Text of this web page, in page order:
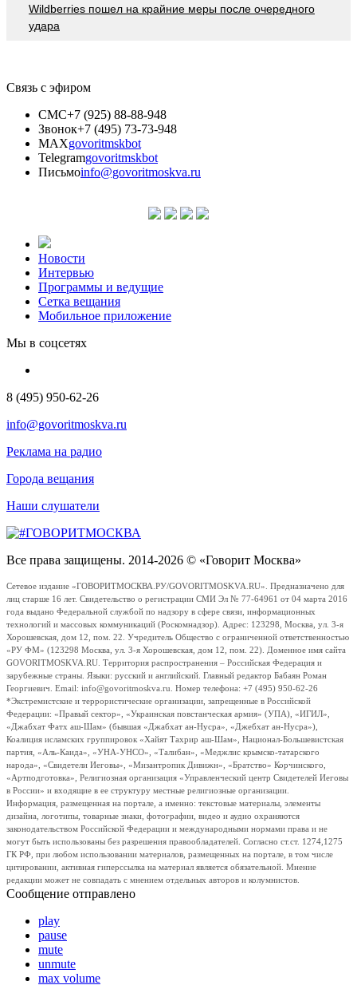
Wildberries пошел на крайние меры после очередного
удара
Связь с эфиром
СМС+7 (925) 88-88-948
Звонок+7 (495) 73-73-948
MAXgovoritmskbot
Telegramgovoritmskbot
Письмоinfo@govoritmoskva.ru
Новости
Интервью
Программы и ведущие
Сетка вещания
Мобильное приложение
Мы в соцсетях
8 (495) 950-62-26
info@govoritmoskva.ru
Реклама на радио
Города вещания
Наши слушатели
Все права защищены. 2014-2026 © «Говорит Москва»
Сетевое издание «ГОВОРИТМОСКВА.РУ/GOVORITMOSKVA.RU». Предназначено для
лиц старше 16 лет. Свидетельство о регистрации СМИ Эл № 77-64961 от 04 марта 2016
года выдано Федеральной службой по надзору в сфере связи, информационных
технологий и массовых коммуникаций (Роскомнадзор). Адрес: 123298, Москва, ул. 3-я
Хорошевская, дом 12, пом. 22. Учредитель Общество с ограниченной ответственностью
«РУ ФМ» (123298 Москва, ул. 3-я Хорошевская, дом 12, пом. 22). Доменное имя сайта
GOVORITMOSKVA.RU. Территория распространения – Российская Федерация и
зарубежные страны. Языки: русский и английский. Главный редактор Бабаян Роман
Георгиевич. Email: info@govoritmoskva.ru. Номер телефона: +7 (495) 950-62-26
*Экстремистские и террористические организации, запрещенные в Российской
Федерации: «Правый сектор», «Украинская повстанческая армия» (УПА), «ИГИЛ»,
«Джабхат Фатх аш-Шам» (бывшая «Джабхат ан-Нусра», «Джебхат ан-Нусра»),
Коалиция исламских группировок «Хайят Тахрир аш-Шам», Национал-Большевистская
партия, «Аль-Каида», «УНА-УНСО», «Талибан», «Меджлис крымско-татарского
народа», «Свидетели Иеговы», «Мизантропик Дивижн», «Братство» Корчинского,
«Артподготовка», Религиозная организация «Управленческий центр Свидетелей Иеговы
в России» и входящие в ее структуру местные религиозные организации.
Информация, размещенная на портале, а именно: текстовые материалы, элементы
дизайна, логотипы, товарные знаки, фотографии, видео и аудио охраняются
законодательством Российской Федерации и международными нормами права и не
могут быть использованы без разрешения правообладателей. Согласно ст.ст. 1274,1275
ГК РФ, при любом использовании материалов, размещенных на портале, в том числе
цитировании, активная гиперссылка на материал является обязательной. Мнение
редакции может не совпадать с мнением отдельных авторов и колумнистов.
Сообщение отправлено
play
pause
mute
unmute
max volume